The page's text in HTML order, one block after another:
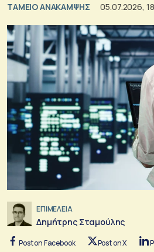
ΤΑΜΕΙΟ ΑΝΑΚΑΜΨΗΣ 05.07.2026,
ΕΠΙΜΕΛΕΙΑ
Δημήτρης Σταμούλης
Post on Facebook Post on X